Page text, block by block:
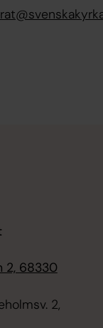
2, 68330
2,